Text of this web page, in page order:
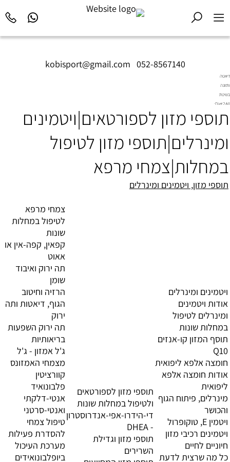
kobisport@gmail.com 052-8567140
דיאטה
ותזונה
בשיטת
Diet2All:
שמאחורי
המושלם.
תוספי מזון לספורטאים|ויטמינים
ומינרלים|תוספי מזון לטיפול
במחלות|צמחי מרפא
תוספי מזון, ויטמינים ומינרלים
ויטמינים ומינרלים
אודות ויטמינים
ומינרלים לטיפול
במחלות שונות
תוסף המזון קו-אנזים
Q10
חומצה אלפא ליפואית
אודות חומצה אלפא
ליפואית
מינרלים, פיתוח הגוף
והכושר
ויטמין E, טוקופרול
ויטמינים רכיבי מזון
חיוניים לחיים
כל מה שרצית לדעת
תוספי מזון לספורטאים
ולטיפול במחלות שונות
די-הידרו-אפי-אנדרוסטרון
- DHEA
תוספי מזון וגדילת
השרירים
צמחי מרפא
לטיפול במחלות
שונות
קפאין, קפה-אין או
אאוט
תה ירוק ואיבוד
שומן
הרזיה וחיטוב
הגוף, דיאטות ותה
ירוק
תה ירוק השפעות
בריאותיות
ג'ל אמזון - ג'ל
מצמחי האמזונס
קוורציטין
פלבונואיד
אנטי-דלקתי
ואנטי-סרטני
טיפול צמחי
להסדרת פעילות
מערכת העיכול
ביופלבונואידים